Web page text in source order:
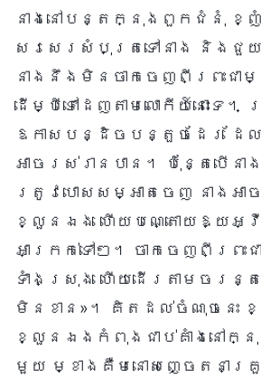
នាងនៅបន្តក្នុងពួកជំនុំ ខ្
សរសេរសំបុត្រទៅនាង និងជួយ
នាងនឹងមិនចាកចេញពីព្រះជា
ដើម្បីទៅដេញតាមលោកីយ៍នោះទេ។
ឱកាសបន្ដិចបន្តួចដែរ ដែល
អាចរស់រានបាន។ ប៉ុន្តែបើនា
ត្រូវបោសសម្អាតចេញ នាងអា
ខ្លួនឯង ហើយបណ្តោយឱ្យអ្វី
អាក្រក់ទៅៗ។ ចាកចេញពីព្រះជ
ទាំងស្រុង ហើយដើរតាមចរន្
មិនខាន»។ គិតដល់ចំណុចនេះ ខ្
ខ្លួនឯងកំពុងជាប់គាំងនៅក្នុ
មួយ ម្ខាងគឺមនោសញ្ចេតនាគ្រួ